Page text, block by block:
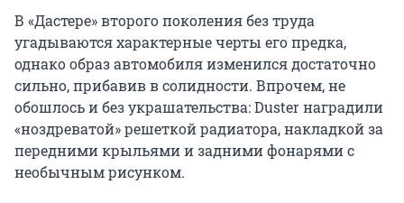
В «Дастере» второго поколения без труда
угадываются характерные черты его предка,
однако образ автомобиля изменился достаточно
сильно, прибавив в солидности. Впрочем, не
обошлось и без украшательства: Duster наградили
«ноздреватой» решеткой радиатора, накладкой за
передними крыльями и задними фонарями с
необычным рисунком.